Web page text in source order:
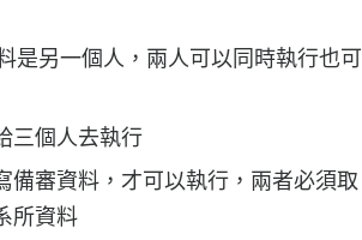
是另一個人，兩人可以同時執行也可
三個人去執行
備審資料，才可以執行，兩者必須取
所資料